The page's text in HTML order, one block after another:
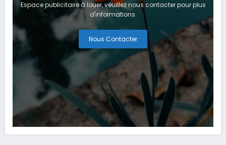
Espace publicitaire à louer, veuillez nous contacter pour plus
d'informations.
Nous Contacter